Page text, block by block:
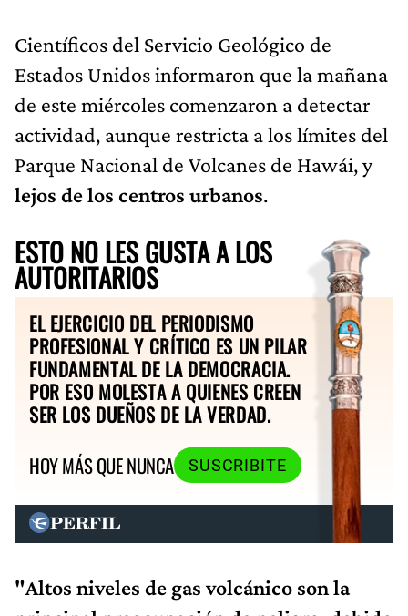
Científicos del Servicio Geológico de
Estados Unidos informaron que la mañana
de este miércoles comenzaron a detectar
actividad, aunque restricta a los límites del
Parque Nacional de Volcanes de Hawái, y
lejos de los centros urbanos.
ESTO NO LES GUSTA A LOS
AUTORITARIOS
EL EJERCICIO DEL PERIODISMO
PROFESIONAL Y CRÍTICO ES UN PILAR
FUNDAMENTAL DE LA DEMOCRACIA.
POR ESO MOLESTA A QUIENES CREEN
SER LOS DUEÑOS DE LA VERDAD.
HOY MÁS QUE NUNCA
SUSCRIBITE
"Altos niveles de gas volcánico son la